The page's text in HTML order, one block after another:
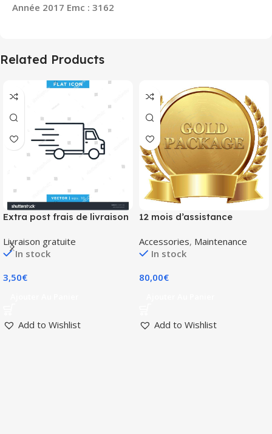
Année 2017 Emc : 3162
Related Products
Extra post frais de livraison
Livraison gratuite
In stock
3,50€
Add to Wishlist
12 mois d’assistance
Accessories, Maintenance
In stock
80,00€
Add to Wishlist